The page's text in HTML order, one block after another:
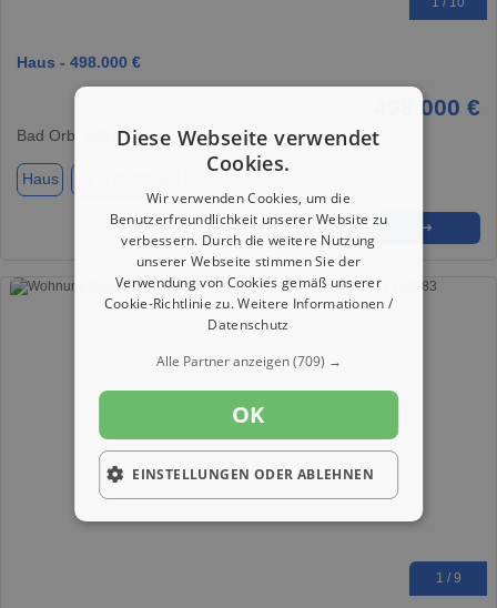
Haus - 498.000 €
498.000 €
Bad Orb, 63619
Haus
★ ➦ ➜
1 / 9
Diese Webseite verwendet
Cookies.
Wir verwenden Cookies, um die
Benutzerfreundlichkeit unserer Website zu
verbessern. Durch die weitere Nutzung
unserer Webseite stimmen Sie der
Verwendung von Cookies gemäß unserer
Cookie-Richtlinie zu.Weitere Informationen /
Datenschutz
Alle Partner anzeigen(709) →
OK
EINSTELLUNGEN ODER ABLEHNEN